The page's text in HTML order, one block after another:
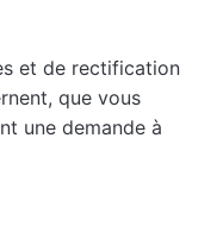
et de rectification
que vous
une demande à